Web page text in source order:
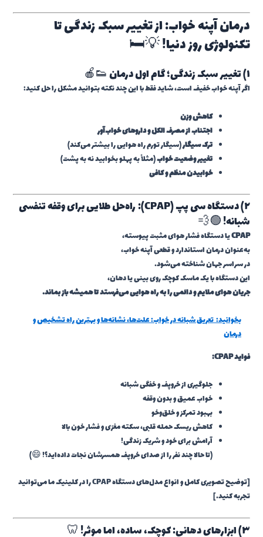
درمان آپنه خواب: از تغییر سبک زندگی تا
تکنولوژی روز دنیا! 💡🛏️
۱) تغییر سبک زندگی؛ گام اول درمان 👟🍎
اگر آپنه خواب خفیف است، شاید فقط با این چند نکته بتوانید مشکل را حل کنید:
کاهش وزن
اجتناب از مصرف الکل و داروهای خواب‌آور
ترک سیگار(سیگار تورم راه هوایی را بیشتر می‌کند)
تغییر وضعیت خواب(مثلاً به پهلو بخوابید نه به پشت)
خوابیدن منظم و کافی
۲) دستگاه سی پپ (CPAP): راه‌حل طلایی برای وقفه تنفسی
شبانه! 🟢💨
CPAPیا دستگاه فشار هوای مثبت پیوسته،
به‌عنوان درمان استاندارد و قطعی آپنه خواب،
در سراسر جهان شناخته می‌شود.
این دستگاه با یک ماسک کوچک روی بینی یا دهان،
جریان هوای ملایم و دائمی را به راه هوایی می‌فرستد تا همیشه باز بماند.
بخوانید:تعریق شبانه در خواب: علت‌ها، نشانه‌ها و بهترین راه تشخیص و
درمان
فواید CPAP:
جلوگیری از خروپف و خفگی شبانه
خواب عمیق و بدون وقفه
بهبود تمرکز و خلق‌وخو
کاهش ریسک حمله قلبی، سکته مغزی و فشار خون بالا
آرامش برای خود و شریک زندگی!
(تا حالا چند نفر را از صدای خروپف همسرشان نجات داده‌اید؟! 😄)
[توضیح تصویری کامل و انواع مدل‌های دستگاه CPAP را در کلینیک ما می‌توانید
تجربه کنید.]
۳) ابزارهای دهانی: کوچک، ساده، اما موثر! 🦷